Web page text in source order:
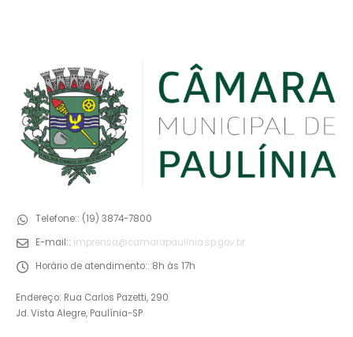
Telefone:: (19) 3874-7800
E-mail:: imprensa@camarapaulinia.sp.gov.br
Horário de atendimento:: 8h às 17h
Endereço: Rua Carlos Pazetti, 290
Jd. Vista Alegre, Paulínia-SP